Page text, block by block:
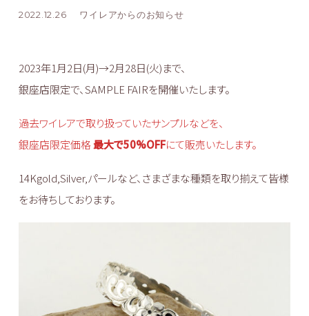
2022.12.26 ワイレアからのお知らせ
2023年1月2日(月)→2月28日(火)まで、
銀座店限定で、SAMPLE FAIRを開催いたします。
過去ワイレアで取り扱っていたサンプルなどを、
銀座店限定価格最大で50%OFFにて販売いたします。
14Kgold,Silver,パールなど、さまざまな種類を取り揃えて皆様
をお待ちしております。